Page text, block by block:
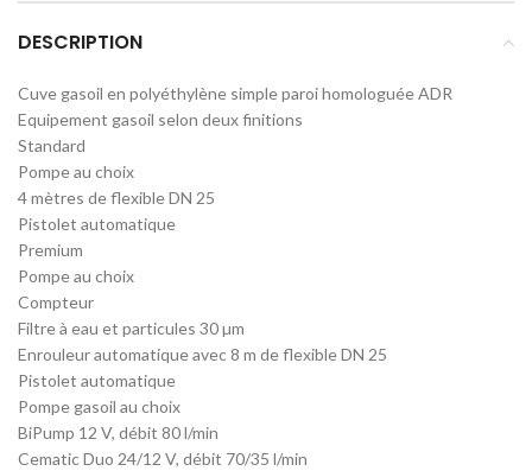
DESCRIPTION
Cuve gasoil en polyéthylène simple paroi homologuée ADR
Equipement gasoil selon deux finitions
Standard
Pompe au choix
4 mètres de flexible DN 25
Pistolet automatique
Premium
Pompe au choix
Compteur
Filtre à eau et particules 30 µm
Enrouleur automatique avec 8 m de flexible DN 25
Pistolet automatique
Pompe gasoil au choix
BiPump 12 V, débit 80 l/min
Cematic Duo 24/12 V, débit 70/35 l/min